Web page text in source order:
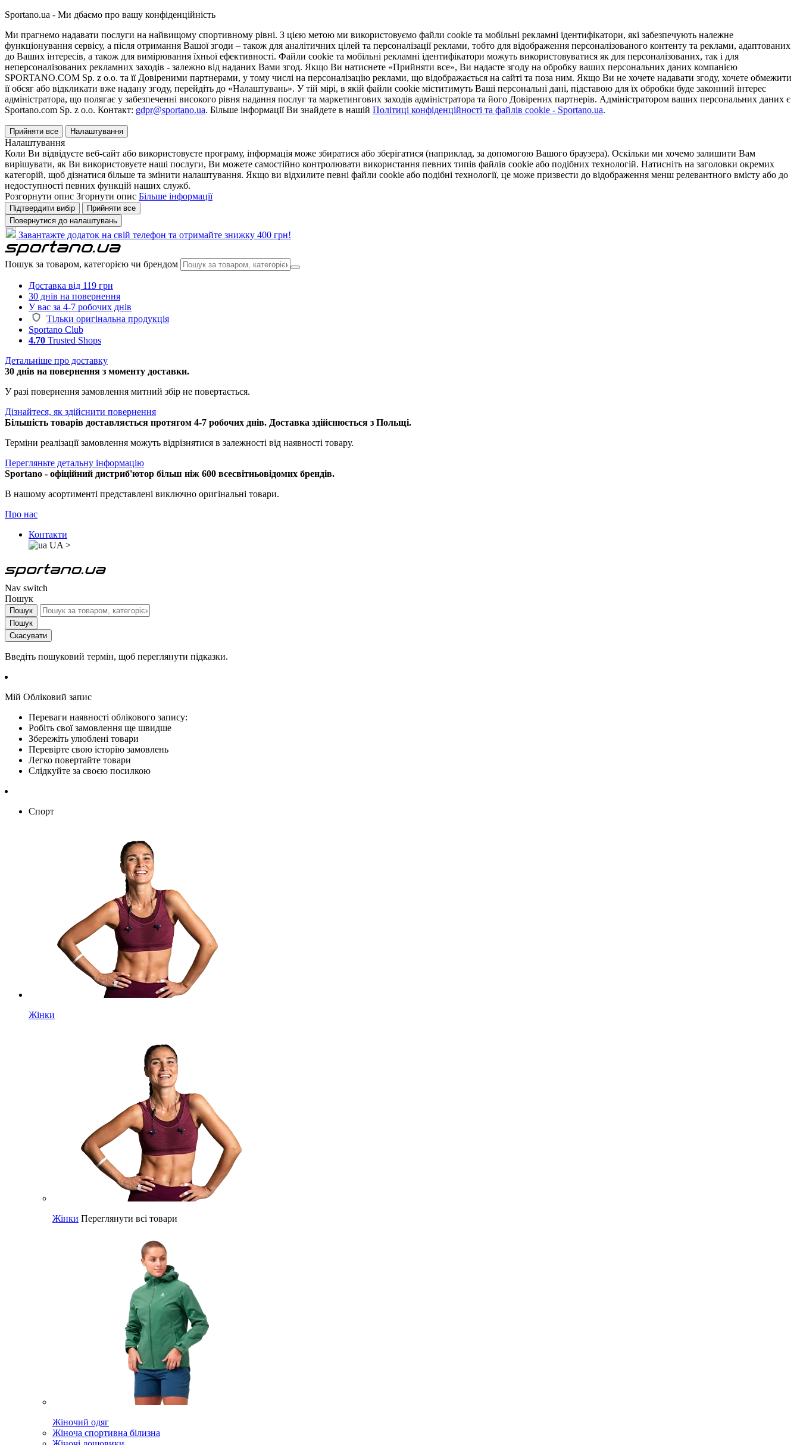
Sportano.ua - Ми дбаємо про вашу конфіденційність
Ми прагнемо надавати послуги на найвищому спортивному рівні. З цією метою ми використовуємо файли cookie та мобільні рекламні ідентифікатори, які забезпечують належне
функціонування сервісу, а після отримання Вашої згоди – також для аналітичних цілей та персоналізації реклами, тобто для відображення персоналізованого контенту та реклами, адаптованих
до Ваших інтересів, а також для вимірювання їхньої ефективності. Файли cookie та мобільні рекламні ідентифікатори можуть використовуватися як для персоналізованих, так і для
неперсоналізованих рекламних заходів - залежно від наданих Вами згод. Якщо Ви натиснете «Прийняти все», Ви надасте згоду на обробку ваших персональних даних компанією
SPORTANO.COM Sp. z o.o. та її Довіреними партнерами, у тому числі на персоналізацію реклами, що відображається на сайті та поза ним. Якщо Ви не хочете надавати згоду, хочете обмежити
її обсяг або відкликати вже надану згоду, перейдіть до «Налаштувань». У тій мірі, в якій файли cookie міститимуть Ваші персональні дані, підставою для їх обробки буде законний інтерес
адміністратора, що полягає у забезпеченні високого рівня надання послуг та маркетингових заходів адміністратора та його Довірених партнерів. Адміністратором ваших персональних даних є
Sportano.com Sp. z o.o. Контакт: gdpr@sportano.ua. Більше інформації Ви знайдете в нашій Політиці конфіденційності та файлів cookie - Sportano.ua.
Прийняти все Налаштування
Налаштування
Коли Ви відвідуєте веб-сайт або використовуєте програму, інформація може збиратися або зберігатися (наприклад, за допомогою Вашого браузера). Оскільки ми хочемо залишити Вам
вирішувати, як Ви використовуєте наші послуги, Ви можете самостійно контролювати використання певних типів файлів cookie або подібних технологій. Натисніть на заголовки окремих
категорій, щоб дізнатися більше та змінити налаштування. Якщо ви відхилите певні файли cookie або подібні технології, це може призвести до відображення менш релевантного вмісту або до
недоступності певних функцій наших служб.
Розгорнути опис Згорнути опис Більше інформації
Підтвердити вибір
Прийняти все
Повернутися до налаштувань
Завантажте додаток на свій телефон та отримайте знижку 400 грн!
Пошук за товаром, категорією чи брендом
Доставка від 119 грн
30 днів на повернення
У вас за 4-7 робочих днів
Тільки оригінальна продукція
Sportano Club
4.70 Trusted Shops
Детальніше про доставку
30 днів на повернення з моменту доставки.
У разі повернення замовлення митний збір не повертається.
Дізнайтеся, як здійснити повернення
Більшість товарів доставляється протягом 4-7 робочих днів. Доставка здійснюється з Польщі.
Терміни реалізації замовлення можуть відрізнятися в залежності від наявності товару.
Перегляньте детальну інформацію
Sportano - офіційний дистриб'ютор більш ніж 600 всесвітньовідомих брендів.
В нашому асортименті представлені виключно оригінальні товари.
Про нас
Контакти
UA >
Nav switch
Пошук
Пошук
Пошук
Скасувати
Введіть пошуковий термін, щоб переглянути підказки.
Мій Обліковий запис
Переваги наявності облікового запису:
Робіть свої замовлення ще швидше
Збережіть улюблені товари
Перевірте свою історію замовлень
Легко повертайте товари
Слідкуйте за своєю посилкою
Спорт
Жінки
Жінки Переглянути всі товари
Жіночий одяг
Жіноча спортивна білизна